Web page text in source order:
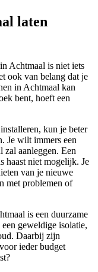
laten
Achtmaal is niet iets
ook van belang dat je
in Achtmaal kan
bent, hoeft een
kun je beter
Je wilt immers een
zal aanleggen. Een
haast niet mogelijk. Je
van je nieuwe
met problemen of
is een duurzame
geweldige isolatie,
Daarbij zijn
ieder budget